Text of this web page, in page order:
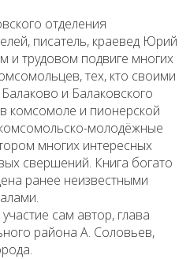
отделения
писатель, краевед Юрий
и трудовом подвиге многих
тех, кто своими
и Балаковского
комсомоле и пионерской
молодёжные
многих интересных
свершений. Книга богато
ранее неизвестными
сам автор, глава
района А. Соловьев,